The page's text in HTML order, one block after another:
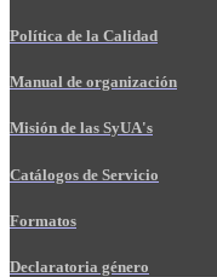
Política de la Calidad
Manual de organización
Misión de las SyUA's
Catálogos de Servicio
Formatos
Declaratoria género